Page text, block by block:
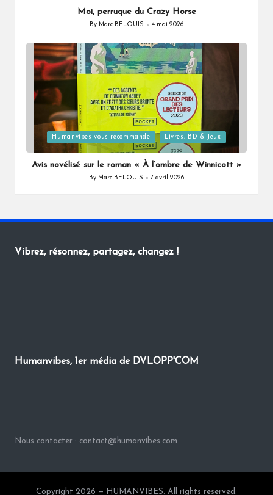
Moi, perruque du Crazy Horse
Posted
By Marc BELOUIS 4 mai 2026
Posted
in
Humanvibes vous recommande Livres, BD & Jeux
Avis novélisé sur le roman « À l’ombre de Winnicott »
Posted
By Marc BELOUIS 7 avril 2026
Vibrez, résonnez, partagez, changez !
Humanvibes, 1er média de DVLOPP'COM
Nous contacter : contact@humanvibes.com
Copyright 2026 — HUMANVIBES. All rights reserved.